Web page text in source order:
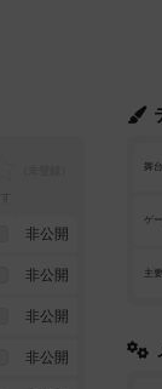
舞
ゲ
主
非公開
非公開
非公開
非公開